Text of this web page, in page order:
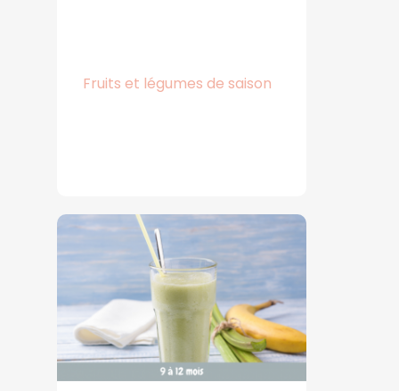
Fruits et légumes de saison